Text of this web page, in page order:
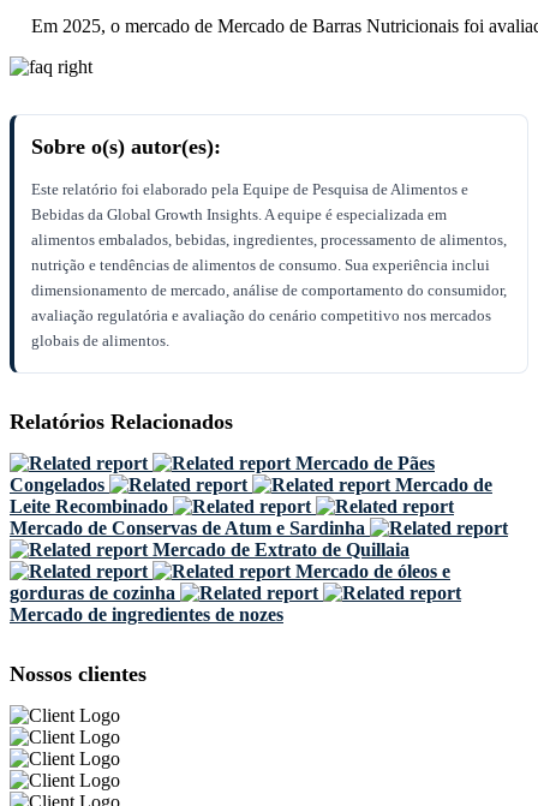
Em 2025, o mercado de Mercado de Barras Nutricionais foi
Sobre o(s) autor(es):
Este relatório foi elaborado pela Equipe de Pesquisa de Alimentos e
Bebidas da Global Growth Insights. A equipe é especializada em
alimentos embalados, bebidas, ingredientes, processamento de alimentos,
nutrição e tendências de alimentos de consumo. Sua experiência inclui
dimensionamento de mercado, análise de comportamento do consumidor,
avaliação regulatória e avaliação do cenário competitivo nos mercados
globais de alimentos.
Relatórios Relacionados
Mercado de Pães
Congelados
Mercado de
Leite Recombinado
Mercado de Conservas de Atum e Sardinha
Mercado de Extrato de Quillaia
Mercado de óleos e
gorduras de cozinha
Mercado de ingredientes de nozes
Nossos clientes